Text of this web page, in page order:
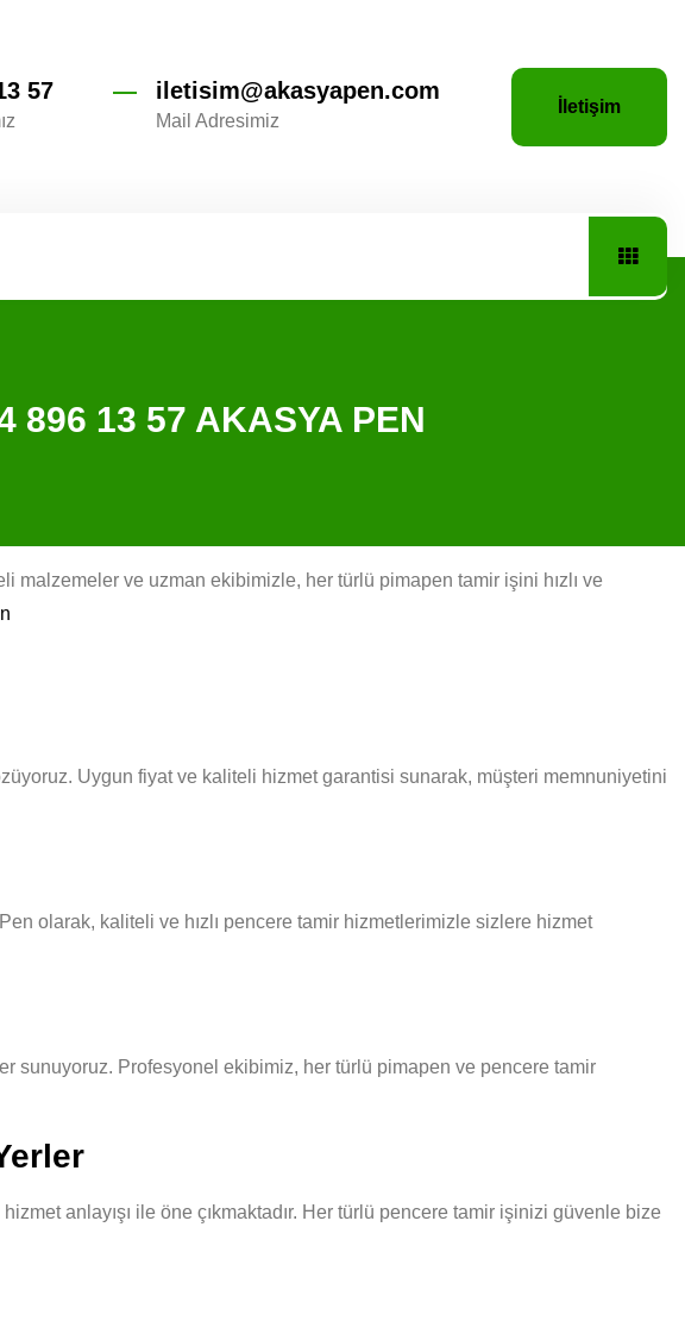
57 iletisim@akasyapen.com
Mail Adresimiz
İletişim
13 57 AKASYA PEN
ve uzman ekibimizle, her türlü pimapen tamir işini hızlı ve
Uygun fiyat ve kaliteli hizmet garantisi sunarak, müşteri memnuniyetini
olarak, kaliteli ve hızlı pencere tamir hizmetlerimizle sizlere hizmet
sunuyoruz. Profesyonel ekibimiz, her türlü pimapen ve pencere tamir
anlayışı ile öne çıkmaktadır. Her türlü pencere tamir işinizi güvenle bize